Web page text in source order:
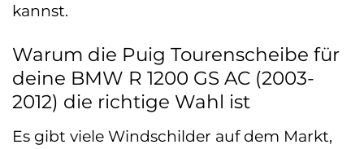
kannst.
Warum die Puig Tourenscheibe für
deine BMW R 1200 GS AC (2003-
2012) die richtige Wahl ist
Es gibt viele Windschilder auf dem Markt,